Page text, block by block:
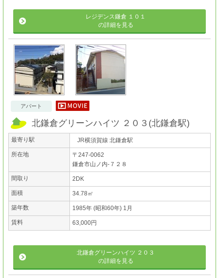
レジデンス鎌倉 １０１
の詳細を見る
アパート
北鎌倉グリーンハイツ ２０３ (北鎌倉駅)
最寄り駅 JR横須賀線 北鎌倉駅
所在地
〒247-0062
鎌倉市山ノ内-７２８
間取り 2DK
面積 34.78㎡
築年数 1985年 (昭和60年) 1月
賃料 63,000円
北鎌倉グリーンハイツ ２０３
の詳細を見る